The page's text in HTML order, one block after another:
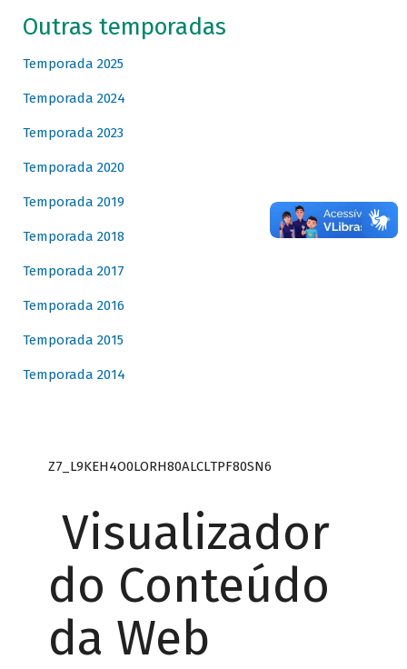
Outras temporadas
Temporada 2025
Temporada 2024
Temporada 2023
Temporada 2020
Temporada 2019
Temporada 2018
Temporada 2017
Temporada 2016
Temporada 2015
Temporada 2014
Z7_L9KEH4O0LORH80ALCLTPF80SN6
Visualizador
do Conteúdo
da Web